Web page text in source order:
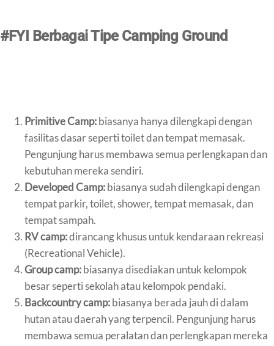
#FYI Berbagai Tipe Camping Ground
Primitive Camp:biasanya hanya dilengkapi dengan
fasilitas dasar seperti toilet dan tempat memasak.
Pengunjung harus membawa semua perlengkapan dan
kebutuhan mereka sendiri.
Developed Camp:biasanya sudah dilengkapi dengan
tempat parkir, toilet, shower, tempat memasak, dan
tempat sampah.
RV camp:dirancang khusus untuk kendaraan rekreasi
(Recreational Vehicle).
Group camp:biasanya disediakan untuk kelompok
besar seperti sekolah atau kelompok pendaki.
Backcountry camp:biasanya berada jauh di dalam
hutan atau daerah yang terpencil. Pengunjung harus
membawa semua peralatan dan perlengkapan mereka